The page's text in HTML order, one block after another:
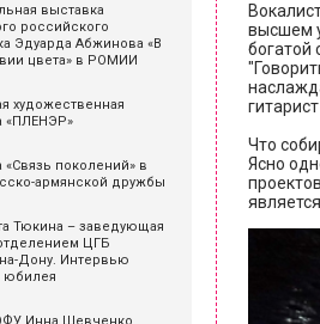
выставка
российского
Эдуарда Абжинова «В
цвета» в РОМИИ
художественная
«ПЛЕНЭР»
«Связь поколений» в
армянской дружбы
Тюкина – заведующая
ЦГБ
Дону. Интервью
юбилея
высшем
богатой
Что
Ясно